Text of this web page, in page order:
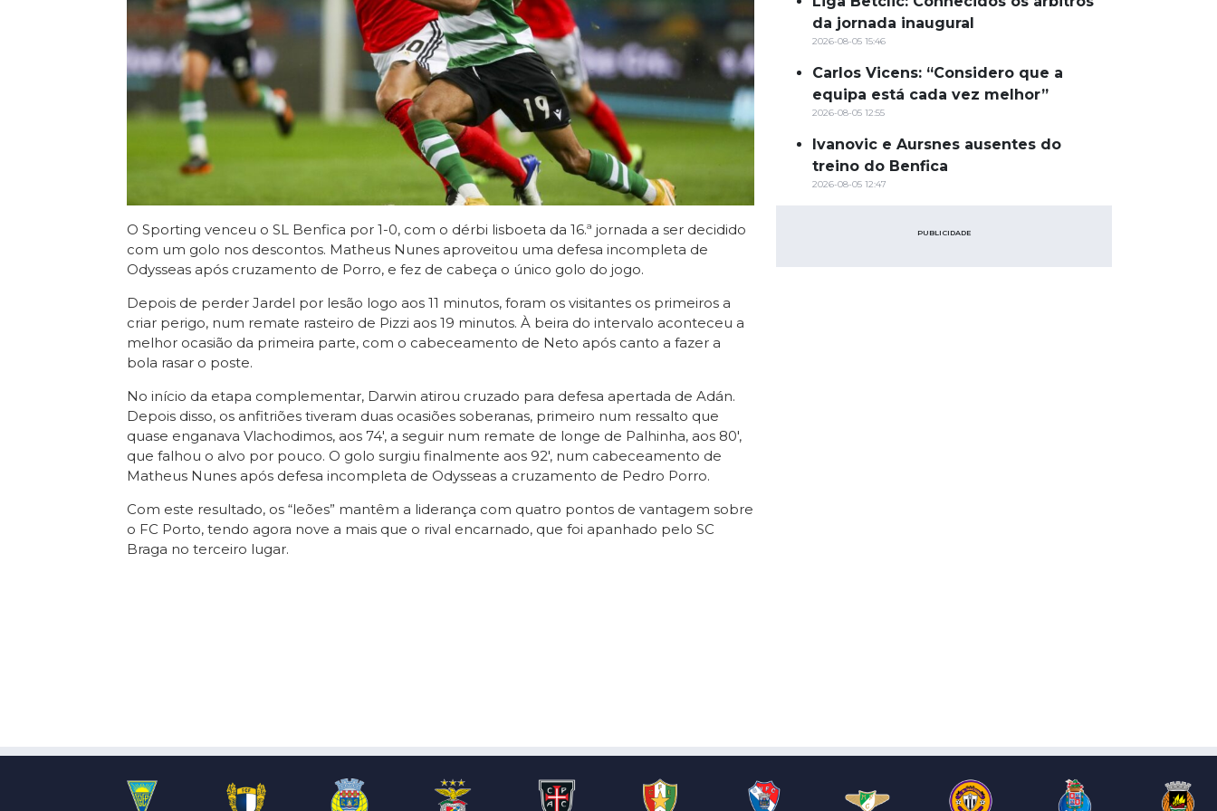
MLS
Brasileirão
Mundial 2026
O Sporting venceu o SL Benfica por 1-0, com o dérbi lisboeta da 16.ª jornada a ser decidido
com um golo nos descontos. Matheus Nunes aproveitou uma defesa incompleta de
Odysseas após cruzamento de Porro, e fez de cabeça o único golo do jogo.
Depois de perder Jardel por lesão logo aos 11 minutos, foram os visitantes os primeiros a
criar perigo, num remate rasteiro de Pizzi aos 19 minutos. À beira do intervalo aconteceu a
melhor ocasião da primeira parte, com o cabeceamento de Neto após canto a fazer a
bola rasar o poste.
No início da etapa complementar, Darwin atirou cruzado para defesa apertada de Adán.
Depois disso, os anfitriões tiveram duas ocasiões soberanas, primeiro num ressalto que
quase enganava Vlachodimos, aos 74′, a seguir num remate de longe de Palhinha, aos 80′,
que falhou o alvo por pouco. O golo surgiu finalmente aos 92′, num cabeceamento de
Matheus Nunes após defesa incompleta de Odysseas a cruzamento de Pedro Porro.
Com este resultado, os “leões” mantêm a liderança com quatro pontos de vantagem sobre
o FC Porto, tendo agora nove a mais que o rival encarnado, que foi apanhado pelo SC
Braga no terceiro lugar.
da jornada inaugural
2026-08-05 15:46
Carlos Vicens: “Considero que a
equipa está cada vez melhor”
2026-08-05 12:55
Ivanovic e Aursnes ausentes do
treino do Benfica
2026-08-05 12:47
PUBLICIDADE